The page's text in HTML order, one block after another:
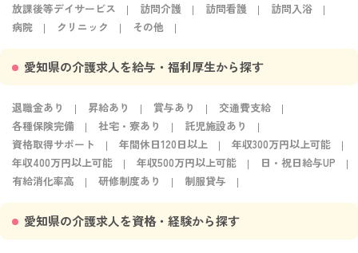
放課後等デイサービス
訪問介護 訪問看護
訪問入浴
病院
クリニック その他
愛知県の介護求人を給与・福利厚生から探す
退職金あり 昇給あり 賞与あり
交通費支給
各種保険完備
社宅・寮あり
託児施設あり
資格取得サポート
年間休日120日以上
年収300万円以上可能
年収400万円以上可能
年収500万円以上可能
日・祝日給与UP
有給消化率高
研修制度あり 制服貸与
愛知県の介護求人を資格・経験から探す